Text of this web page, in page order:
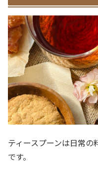
ティースプーンは日常
です。